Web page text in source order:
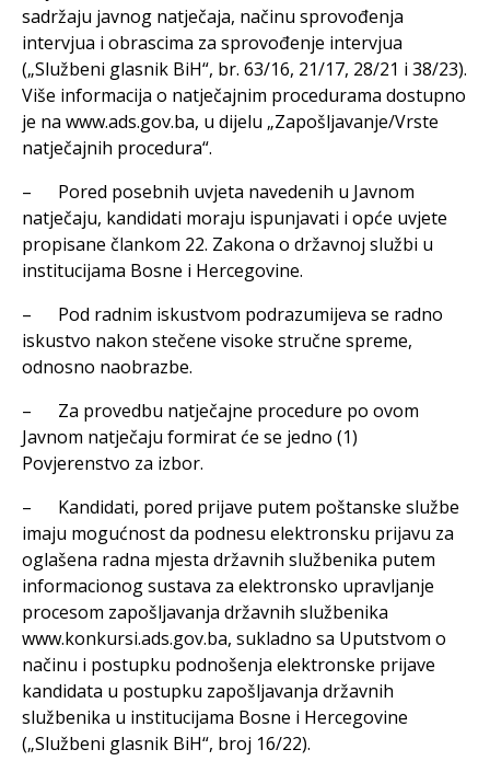
sadržaju javnog natječaja, načinu sprovođenja
intervjua i obrascima za sprovođenje intervjua
(„Službeni glasnik BiH“, br. 63/16, 21/17, 28/21 i 38/23).
Više informacija o natječajnim procedurama dostupno
je na www.ads.gov.ba, u dijelu „Zapošljavanje/Vrste
natječajnih procedura“.
– Pored posebnih uvjeta navedenih u Javnom
natječaju, kandidati moraju ispunjavati i opće uvjete
propisane člankom 22. Zakona o državnoj službi u
institucijama Bosne i Hercegovine.
– Pod radnim iskustvom podrazumijeva se radno
iskustvo nakon stečene visoke stručne spreme,
odnosno naobrazbe.
– Za provedbu natječajne procedure po ovom
Javnom natječaju formirat će se jedno (1)
Povjerenstvo za izbor.
– Kandidati, pored prijave putem poštanske službe
imaju mogućnost da podnesu elektronsku prijavu za
oglašena radna mjesta državnih službenika putem
informacionog sustava za elektronsko upravljanje
procesom zapošljavanja državnih službenika
www.konkursi.ads.gov.ba, sukladno sa Uputstvom o
načinu i postupku podnošenja elektronske prijave
kandidata u postupku zapošljavanja državnih
službenika u institucijama Bosne i Hercegovine
(„Službeni glasnik BiH“, broj 16/22).